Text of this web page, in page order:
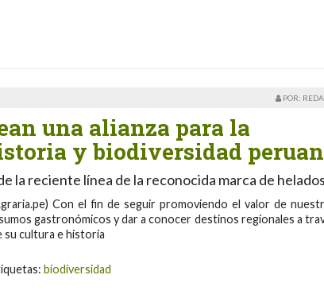
POR:
una alianza para la
y biodiversidad
la reciente línea de la reconocida marca de helados
Con el fin de seguir promoviendo el valor de
gastronómicos y dar a conocer destinos regionales a
su cultura e historia
biodiversidad